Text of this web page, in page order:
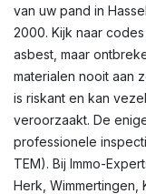
van uw pand in
2000. Kijk naar
asbest, maar
materialen nooit aan
is riskant en kan
veroorzaakt. De
professionele
TEM). Bij Immo-
Herk, Wimmertingen,